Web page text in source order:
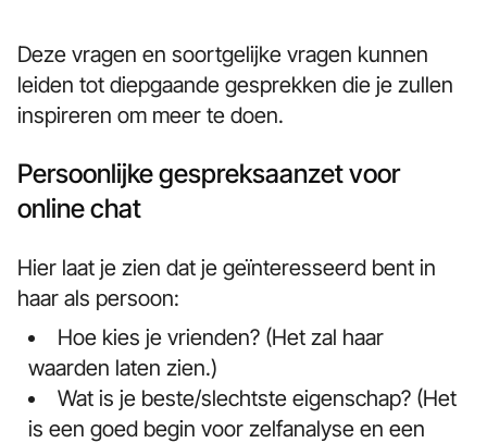
Deze vragen en soortgelijke vragen kunnen
leiden tot diepgaande gesprekken die je zullen
inspireren om meer te doen.
Persoonlijke gespreksaanzet voor
online chat
Hier laat je zien dat je geïnteresseerd bent in
haar als persoon:
Hoe kies je vrienden? (Het zal haar
waarden laten zien.)
Wat is je beste/slechtste eigenschap? (Het
is een goed begin voor zelfanalyse en een